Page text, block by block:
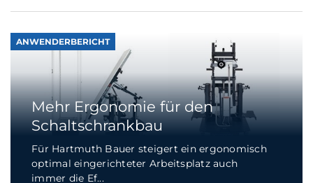
ANWENDERBERICHT
Mehr Ergonomie für den
Schaltschrankbau
Für Hartmuth Bauer steigert ein ergonomisch
optimal eingerichteter Arbeitsplatz auch
immer die Ef...